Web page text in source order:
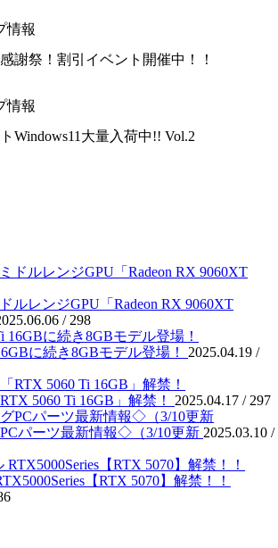
情報
謝祭！割引イベント開催中！！
情報
Windows11大量入荷中!! Vol.2
ルレンジGPU「Radeon RX 9060XT
/298
に続き8GBモデル登場！ 2025.04.19 /
5060 Ti 16GB」解禁！ 2025.04.17 /297
パーツ最新情報◇（3/10更新 2025.03.10 /
【RTX 5070】解禁！！